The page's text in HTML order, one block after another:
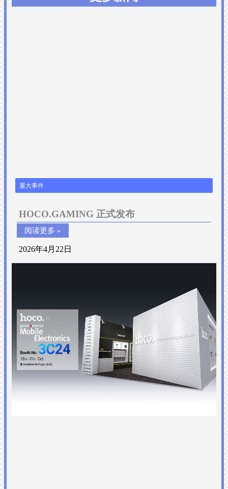
重大事件
HOCO.GAMING 正式发布
阅读更多 »
2026年4月22日